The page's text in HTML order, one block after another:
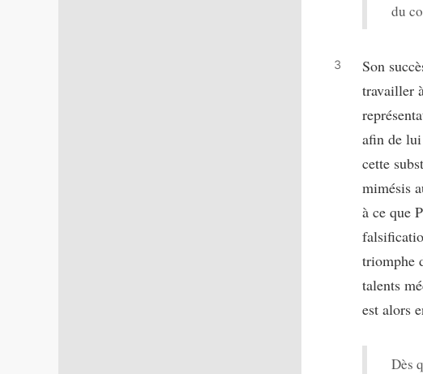
du
Son
travailler
afin de
cette
mimésis
à ce que
triomphe
talents
est alors
Dès